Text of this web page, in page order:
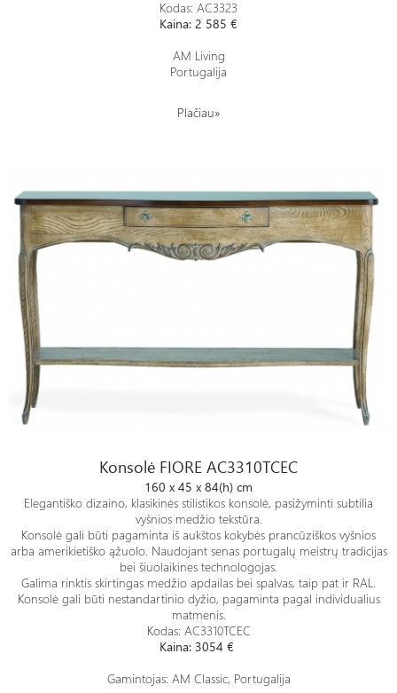
Kodas: AC3323
Kaina: 2 585 €
AM Living
Portugalija
Plačiau»
Konsolė FIORE AC3310TCEC
160 x 45 x 84(h) cm
Elegantiško dizaino, klasikinės stilistikos konsolė, pasižyminti subtilia
vyšnios medžio tekstūra.
Konsolė gali būti pagaminta iš aukštos kokybės prancūziškos vyšnios
arba amerikietiško ąžuolo. Naudojant senas portugalų meistrų tradicijas
bei šiuolaikines technologojas.
Galima rinktis skirtingas medžio apdailas bei spalvas, taip pat ir RAL.
Konsolė gali būti nestandartinio dyžio, pagaminta pagal individualius
matmenis.
Kodas: AC3310TCEC
Kaina: 3054 €
Gamintojas: AM Classic, Portugalija